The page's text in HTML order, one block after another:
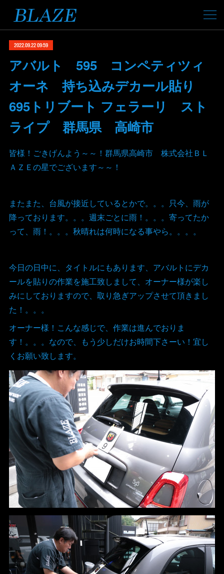
2022.09.22 09:59
アバルト 595 コンペティツィ
オーネ 持ち込みデカール貼り
695トリブート フェラーリ スト
ライプ 群馬県 高崎市
皆様！ごきげんよう～～！群馬県高崎市 株式会社ＢＬ
ＡＺＥの星でございます～～！
またまた、台風が接近しているとかで。。。只今、雨が
降っております。。。週末ごとに雨！。。。寄ってたか
って、雨！。。。秋晴れは何時になる事やら。。。。
今日の日中に、タイトルにもあります、アバルトにデカ
ールを貼りの作業を施工致しまして、オーナー様が楽し
みにしておりますので、取り急ぎアップさせて頂きまし
た！。。。
オーナー様！こんな感じで、作業は進んでおりま
す！。。。なので、もう少しだけお時間下さーい！宜し
くお願い致します。